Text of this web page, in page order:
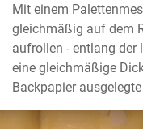
Mit einem
gleichmäßig auf dem
aufrollen - entlang der
eine gleichmäßige
Backpapier